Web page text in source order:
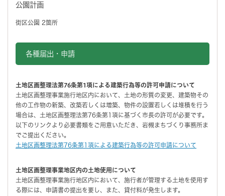
公園計画
街区公園 2箇所
各種届出・申請
土地区画整理法第76条第1項による建築行為等の許可申請について
土地区画整理事業施行地区内において、土地の形質の変更、建築物その
他の工作物の新築、改築若しくは増築、物件の設置若しくは堆積を行う
場合は、土地区画整理法第76条第1項に基づく市長の許可が必要です。
以下のリンクより必要書類をご用意いただき、岩槻まちづくり事務所ま
でご提出ください。
土地区画整理法第76条第1項による建築行為等の許可申請について
土地区画整理事業地区内の土地使用について
土地区画整理事業施行地区内において、施行者が管理する土地を使用す
る際には、申請書の提出を要し、また、貸付料が発生します。